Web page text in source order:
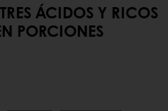
ÁCIDOS Y RICOS
PORCIONES